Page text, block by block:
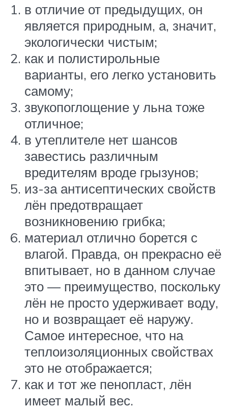
в отличие от предыдущих, он
является природным, а, значит,
экологически чистым;
как и полистирольные
варианты, его легко установить
самому;
звукопоглощение у льна тоже
отличное;
в утеплителе нет шансов
завестись различным
вредителям вроде грызунов;
из-за антисептических свойств
лён предотвращает
возникновению грибка;
материал отлично борется с
влагой. Правда, он прекрасно её
впитывает, но в данном случае
это — преимущество, поскольку
лён не просто удерживает воду,
но и возвращает её наружу.
Самое интересное, что на
теплоизоляционных свойствах
это не отображается;
как и тот же пенопласт, лён
имеет малый вес.